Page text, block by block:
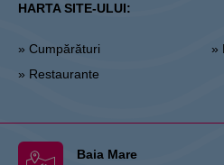
HARTA SITE-ULUI:
» Cumpărături
» Restaurante
Baia Mare